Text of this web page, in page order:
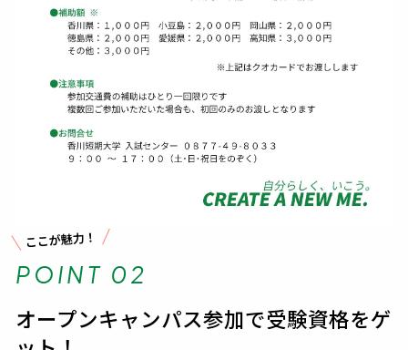
ここが魅力！
POINT 02
オープンキャンパス参加で受験資格をゲ